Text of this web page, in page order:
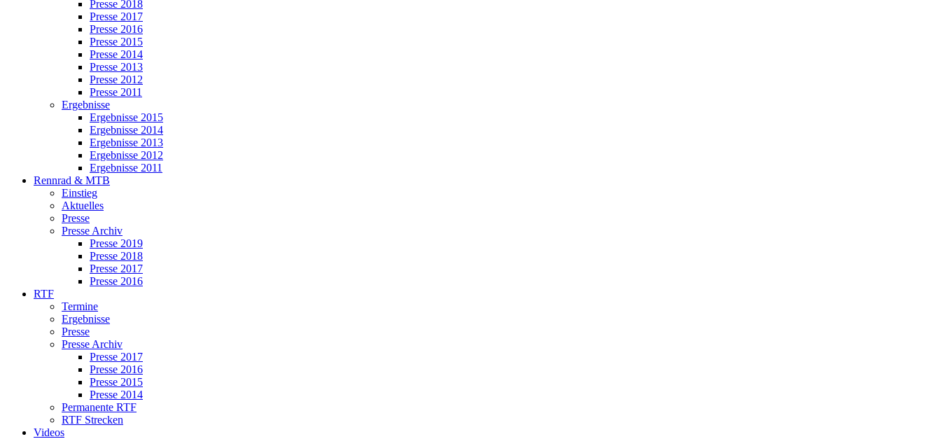
Presse 2018
Presse 2017
Presse 2016
Presse 2015
Presse 2014
Presse 2013
Presse 2012
Presse 2011
Ergebnisse
Ergebnisse 2015
Ergebnisse 2014
Ergebnisse 2013
Ergebnisse 2012
Ergebnisse 2011
Rennrad & MTB
Einstieg
Aktuelles
Presse
Presse Archiv
Presse 2019
Presse 2018
Presse 2017
Presse 2016
RTF
Termine
Ergebnisse
Presse
Presse Archiv
Presse 2017
Presse 2016
Presse 2015
Presse 2014
Permanente RTF
RTF Strecken
Videos